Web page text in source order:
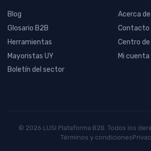
Blog
Glosario B2B
Herramientas
Mayoristas UY
Boletín del sector
Acerca de
Contacto
Centro
Mi cuenta
© 2026 LUSI Plataforma B2B. Todos los
Términos y condiciones